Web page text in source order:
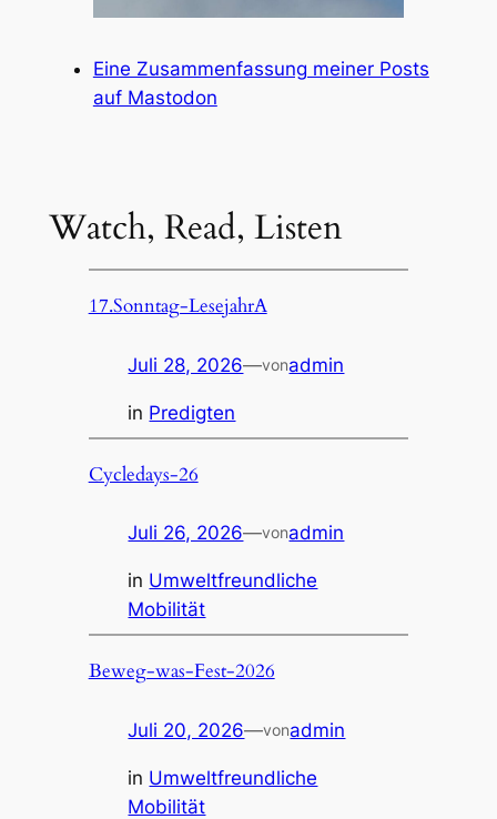
Eine Zusammenfassung meiner Posts
auf Mastodon
Watch, Read, Listen
17.Sonntag-LesejahrA
Juli 28, 2026—vonadmin
in Predigten
Cycledays-26
Juli 26, 2026—vonadmin
in Umweltfreundliche
Mobilität
Beweg-was-Fest-2026
Juli 20, 2026—vonadmin
in Umweltfreundliche
Mobilität